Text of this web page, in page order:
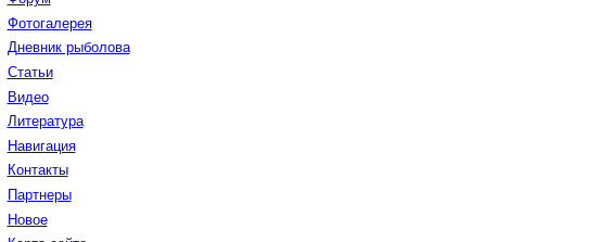
Фотогалерея
Дневник рыболова
Статьи
Видео
Литература
Навигация
Контакты
Партнеры
Новое